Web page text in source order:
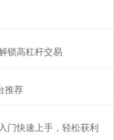
锁高杠杆交易
推荐
门快速上手，轻松获利